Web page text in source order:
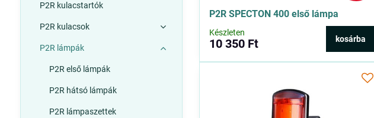
P2R SPECTON 400 első lámpa
Készleten
10 350 Ft kosárba
P2R kulacstartók
P2R kulacsok
P2R lámpák
P2R első lámpák
P2R hátsó lámpák
P2R lámpaszettek